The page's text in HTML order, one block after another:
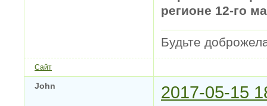
регионе 12-го
Будьте
Сайт
John 2017-05-15